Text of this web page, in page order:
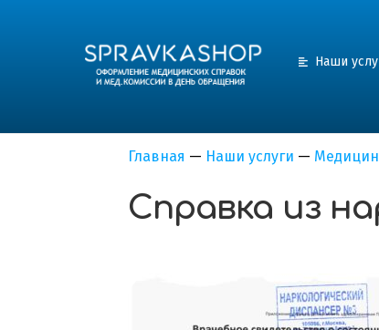
Наши
Главная — Наши услуги —
Справка из